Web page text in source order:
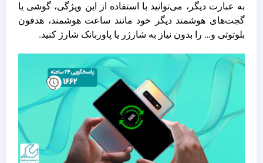
به عبارت دیگر، می‌توانید با استفاده از این ویژگی، گوشی یا
گجت‌های هوشمند دیگر خود مانند ساعت هوشمند، هدفون
بلوتوثی و… را بدون نیاز به شارژر یا پاوربانک شارژ کنید.